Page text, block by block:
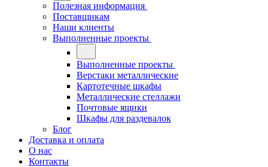
Полезная информация
Поставщикам
Наши клиенты
Выполненные проекты
Выполненные проекты
Верстаки металлические
Картотечные шкафы
Металлические стеллажи
Почтовые ящики
Шкафы для раздевалок
Блог
Доставка и оплата
О нас
Контакты